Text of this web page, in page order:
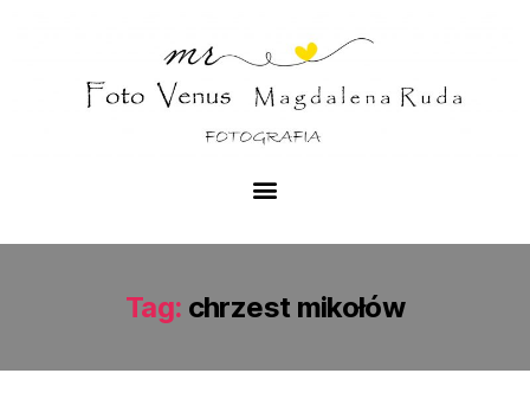
Tag: chrzest mikołów